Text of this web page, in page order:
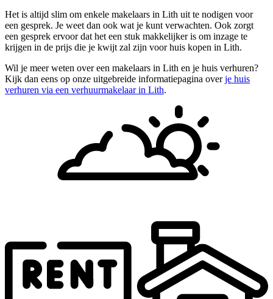
Het is altijd slim om enkele makelaars in Lith uit te nodigen voor
een gesprek. Je weet dan ook wat je kunt verwachten. Ook zorgt
een gesprek ervoor dat het een stuk makkelijker is om inzage te
krijgen in de prijs die je kwijt zal zijn voor huis kopen in Lith.
Wil je meer weten over een makelaars in Lith en je huis verhuren?
Kijk dan eens op onze uitgebreide informatiepagina overje huis
verhuren via een verhuurmakelaar in Lith.